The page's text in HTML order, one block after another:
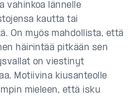
vahinkoa lännelle
kautta tai
On myös mahdollista, että
häirintää pitkään sen
on viestinyt
Motiivina kiusanteolle
mieleen, että isku